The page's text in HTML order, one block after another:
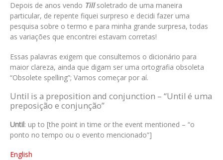
Depois de anos vendo Tillsoletrado de uma maneira
particular, de repente fiquei surpreso e decidi fazer uma
pesquisa sobre o termo e para minha grande surpresa, todas
as variações que encontrei estavam corretas!
Essas palavras exigem que consultemos o dicionário para
maior clareza, ainda que digam ser uma ortografia obsoleta
“Obsolete spelling”; Vamos começar por aí.
Until is a preposition and conjunction – “Until é uma
preposição e conjunção”
Until: up to [the point in time or the event mentioned – “o
ponto no tempo ou o evento mencionado”]
English